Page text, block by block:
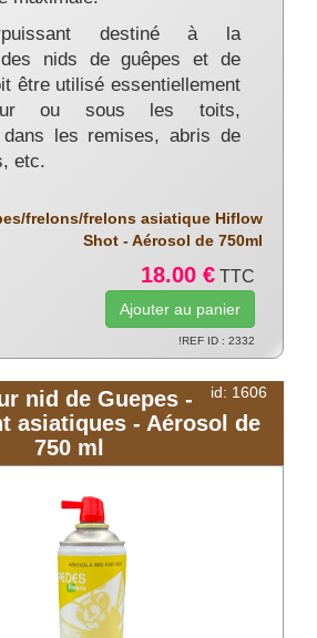
destiné à la
nids de guêpes et de
être utilisé essentiellement
ou sous les toits,
dans les remises, abris de
etc.
frelons/frelons asiatique Hiflow
Shot - Aérosol de 750ml
18.00 € TTC
!REF ID : 2332
id: 1606
nid de Guepes -
asiatiques - Aérosol de
750 ml